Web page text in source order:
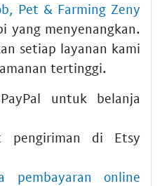
Pet & Farming Zeny
yang menyenangkan.
setiap layanan kami
tertinggi.
untuk belanja
pengiriman di Etsy
pembayaran online